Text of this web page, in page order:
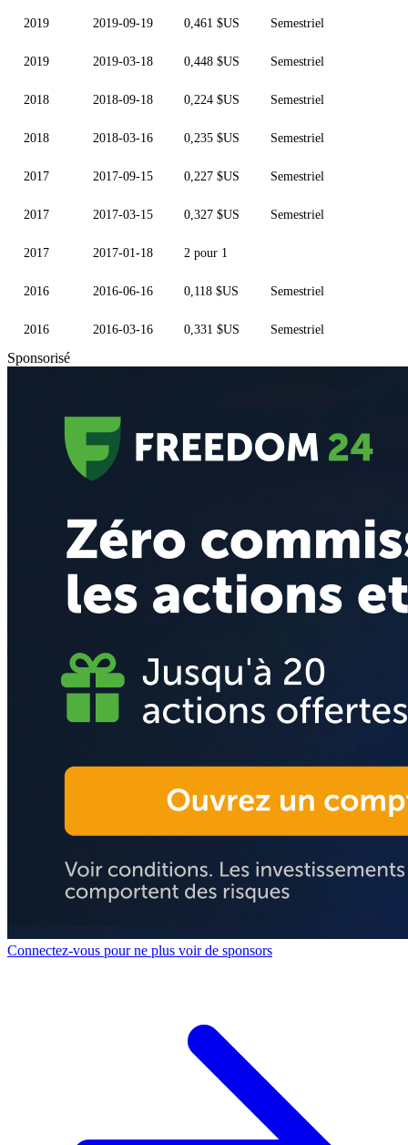
2019 2019-09-19 0,461 $US Semestriel
2019 2019-03-18 0,448 $US Semestriel
2018 2018-09-18 0,224 $US Semestriel
2018 2018-03-16 0,235 $US Semestriel
2017 2017-09-15 0,227 $US Semestriel
2017 2017-03-15 0,327 $US Semestriel
2017 2017-01-18 2 pour 1
2016 2016-06-16 0,118 $US Semestriel
2016 2016-03-16 0,331 $US Semestriel
Sponsorisé
Connectez-vous pour ne plus voir de sponsors